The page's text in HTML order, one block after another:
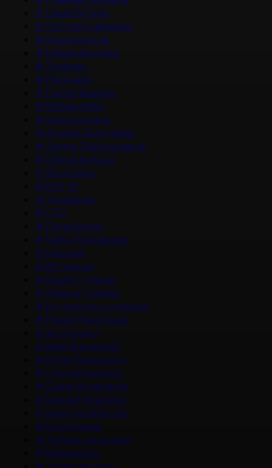
# Саша Петров
# Смотреть фильмы
# Юра Борисов
# Мария Аронова
# Трейлер
# Рецензия
# После Фишера
# Война и Мир
# Новости кино
#Андрей Золотарев
# Федор Добронравов
# Обзор фильма
# Фонд Кино
# РЕН ТВ
# Домашний
# СТС
# Пятый канал
# Чайка Терешкова
# Невский
# Интервью
# Юрий Стоянов
#Лариса Гузеева
# История его служанки
# Павел Прилучный
#Актер кино
# Иван Янковский
# Юлия Пересильд
# Сергей Бурунов
# Сарик Андреасян
# Михаил Ефремов
# Иван Охлобыстин
# Влад Ценев
#Любовь Аксенова
# Милана Бру